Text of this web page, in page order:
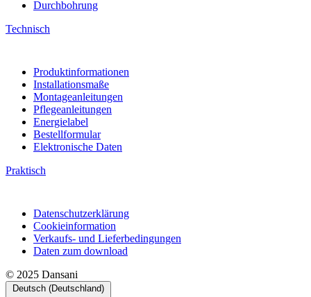
Durchbohrung
Technisch
Produktinformationen
Installationsmaße
Montageanleitungen
Pflegeanleitungen
Energielabel
Bestellformular
Elektronische Daten
Praktisch
Datenschutzerklärung
Cookieinformation
Verkaufs- und Lieferbedingungen
Daten zum download
© 2025 Dansani
Deutsch (Deutschland)